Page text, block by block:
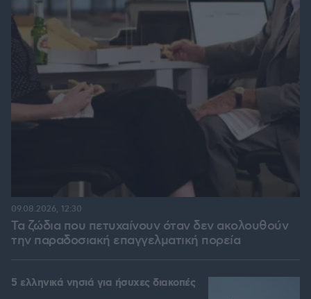
Τα ζώδια που πετυχαίνουν όταν δεν ακολουθούν
την παραδοσιακή επαγγελματική πορεία
09.08.2026, 12:30
5 ελληνικά νησιά για ήσυχες διακοπές